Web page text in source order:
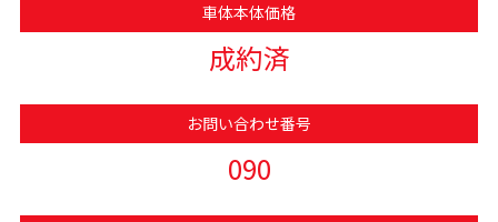
車体本体価格
成約済
お問い合わせ番号
090